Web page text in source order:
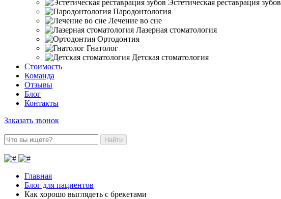
Эстетическая реставрация зубов
Пародонтология
Лечение во сне
Лазерная стоматология
Ортодонтия
Гнатолог
Детская стоматология
Стоимость
Команда
Отзывы
Блог
Контакты
Заказать звонок
Найти
Главная
Блог для пациентов
Как хорошо выглядеть с брекетами